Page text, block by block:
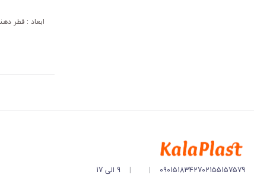
ابعاد : قطر دهنه 43 و ارتفاع 54
02155157579
09015183427
|
| 9 الی 17